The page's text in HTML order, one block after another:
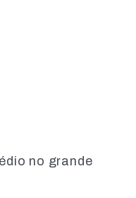
no grande